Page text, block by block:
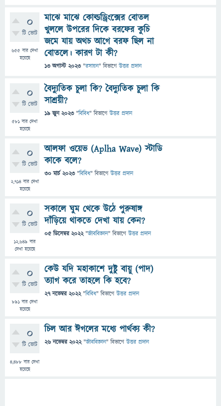
0
টি ভোট
655 বার দেখা
হয়েছে
মাঝে মাঝে কোল্ডড্রিংক্সের বোতল
খুললে উপরের দিকে বরফের কুচি
জমে যায় অথচ আগে বরফ ছিল না
বোতলে। কারণ টা কী?
13 অগাস্ট 2023 "রসায়ন" বিভাগে উত্তর প্রদান
0
টি ভোট
581 বার দেখা
হয়েছে
বৈদ্যুতিক চুলা কি? বৈদ্যুতিক চুলা কি
সাশ্রয়ী?
19 জুন 2023 "বিবিধ" বিভাগে উত্তর প্রদান
0
টি ভোট
2,714বার দেখা
হয়েছে
আলফা ওয়েভ (Aplha Wave) স্টাডি
কাকে বলে?
30 মার্চ 2023 "বিবিধ" বিভাগে উত্তর প্রদান
0
টি ভোট
12,649 বার
দেখা হয়েছে
সকালে ঘুম থেকে উঠে পুরুষাঙ্গ
দাঁড়িয়ে থাকতে দেখা যায় কেন?
05 ডিসেম্বর 2022 "জীববিজ্ঞান" বিভাগে উত্তর প্রদান
0
টি ভোট
891 বার দেখা
হয়েছে
কেউ যদি মহাকাশে দুষ্টু বায়ু (পাদ)
ত্যাগ করে তাহলে কি হবে?
27 নভেম্বর 2022 "বিবিধ" বিভাগে উত্তর প্রদান
0
টি ভোট
4,488 বার দেখা
হয়েছে
চিল আর ঈগলের মধ্যে পার্থক্য কী?
26 নভেম্বর 2022 "জীববিজ্ঞান" বিভাগে উত্তর প্রদান